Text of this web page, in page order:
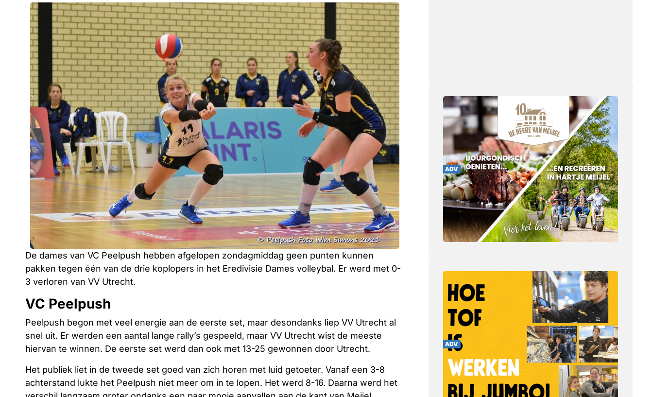
De dames van VC Peelpush hebben afgelopen zondagmiddag geen punten kunnen
pakken tegen één van de drie koplopers in het Eredivisie Dames volleybal. Er werd met 0-
3 verloren van VV Utrecht.
VC Peelpush
Peelpush begon met veel energie aan de eerste set, maar desondanks liep VV Utrecht al
snel uit. Er werden een aantal lange rally’s gespeeld, maar VV Utrecht wist de meeste
hiervan te winnen. De eerste set werd dan ook met 13-25 gewonnen door Utrecht.
Het publiek liet in de tweede set goed van zich horen met luid getoeter. Vanaf een 3-8
achterstand lukte het Peelpush niet meer om in te lopen. Het werd 8-16. Daarna werd het